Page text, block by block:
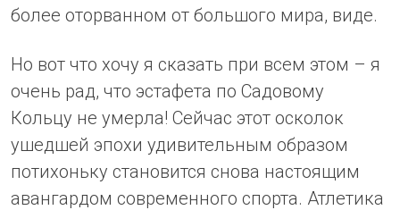
более оторванном от большого мира, виде.
Но вот что хочу я сказать при всем этом – я
очень рад, что эстафета по Садовому
Кольцу не умерла! Сейчас этот осколок
ушедшей эпохи удивительным образом
потихоньку становится снова настоящим
авангардом современного спорта. Атлетика